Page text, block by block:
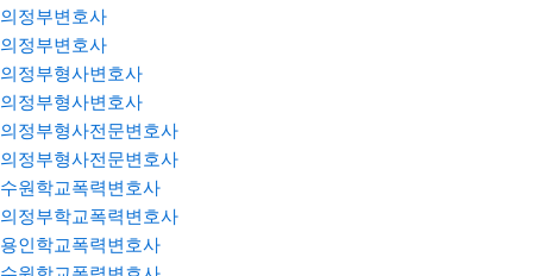
의정부변호사
의정부변호사
의정부형사변호사
의정부형사변호사
의정부형사전문변호사
의정부형사전문변호사
수원학교폭력변호사
의정부학교폭력변호사
용인학교폭력변호사